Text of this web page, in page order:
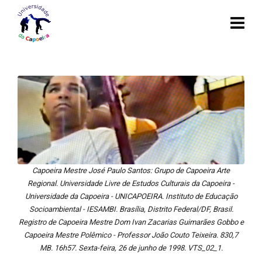
Capoeira Mestre José Paulo Santos: Grupo de Capoeira Arte
Regional. Universidade Livre de Estudos Culturais da Capoeira -
Universidade da Capoeira - UNICAPOEIRA. Instituto de Educação
Socioambiental - IESAMBI. Brasília, Distrito Federal/DF, Brasil.
Registro de Capoeira Mestre Dom Ivan Zacarias Guimarães Gobbo e
Capoeira Mestre Polêmico - Professor João Couto Teixeira. 830,7
MB. 16h57. Sexta-feira, 26 de junho de 1998. VTS_02_1.